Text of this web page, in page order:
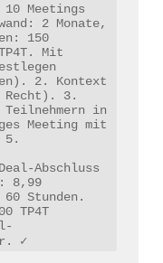
Meetings
2 Monate,
150
Mit
2. Kontext
Recht). 3.
Teilnehmern in
Meeting mit
5.
Abschluss
8,99
Stunden.
TP4T
✓